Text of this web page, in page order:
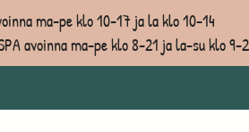
ma-pe klo 10-17 ja la klo 10-14
avoinna ma-pe klo 8-21 ja la-su klo 9-